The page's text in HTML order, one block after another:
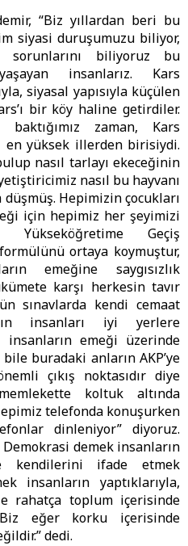
“Biz yıllardan beri bu
siyasi duruşumuzu biliyor,
biliyoruz bu
insanlarız. Kars
siyasal yapısıyla küçülen
bir köy haline getirdiler.
baktığımız zaman, Kars
en yüksek illerden birisiydi.
nasıl tarlayı ekeceğinin
nasıl bu hayvanı
düşmüş. Hepimizin çocukları
için hepimiz her şeyimizi
Geçiş
formülünü ortaya koymuştur,
emeğine saygısızlık
karşı herkesin tavır
sınavlarda kendi cemaat
insanları iyi yerlere
emeği üzerinde
buradaki anların AKP’ye
çıkış noktasıdır diye
koltuk altında
telefonda konuşurken
dinleniyor” diyoruz.
demek insanların
kendilerini ifade etmek
insanların yaptıklarıyla,
rahatça toplum içerisinde
eğer korku içerisinde
dedi.